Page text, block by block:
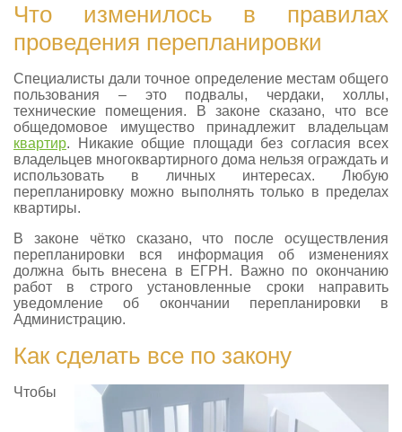
Что изменилось в правилах
проведения перепланировки
Специалисты дали точное определение местам общего
пользования – это подвалы, чердаки, холлы,
технические помещения. В законе сказано, что все
общедомовое имущество принадлежит владельцам
квартир. Никакие общие площади без согласия всех
владельцев многоквартирного дома нельзя ограждать и
использовать в личных интересах. Любую
перепланировку можно выполнять только в пределах
квартиры.
В законе чётко сказано, что после осуществления
перепланировки вся информация об изменениях
должна быть внесена в ЕГРН. Важно по окончанию
работ в строго установленные сроки направить
уведомление об окончании перепланировки в
Администрацию.
Как сделать все по закону
Чтобы